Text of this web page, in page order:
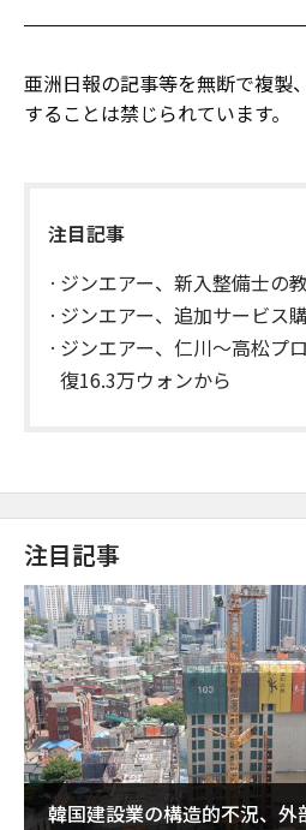
亜洲日報の記事等を無断で複製
することは禁じられています。
注目記事
ジンエアー、新入整備士の
ジンエアー、追加サービス
ジンエアー、仁川～高松プ
復16.3万ウォンから
注目記事
韓国建設業の構造的不況、外